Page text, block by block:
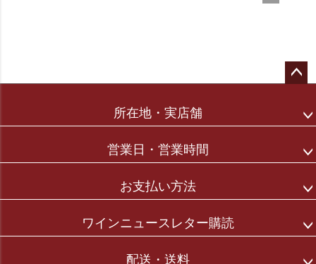
所在地・実店舗
営業日・営業時間
お支払い方法
ワインニュースレター購読
配送・送料